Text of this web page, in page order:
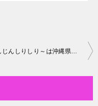
にんじんしりしり～は沖縄県民のソウルフード